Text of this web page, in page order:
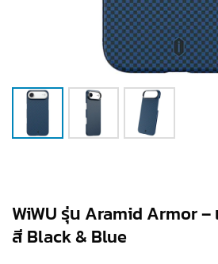
WiWU รุ่น Aramid Armor
สี Black & Blue